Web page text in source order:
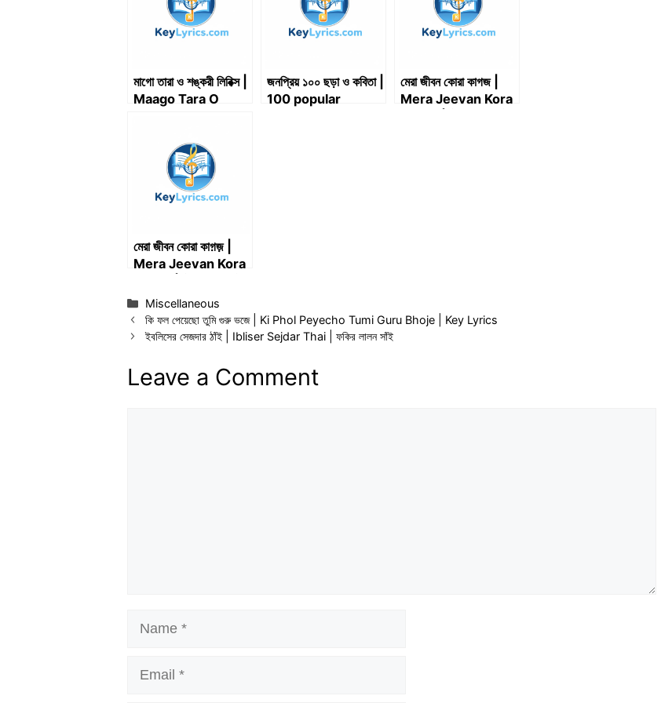
মাগো তারা ও শঙ্করী লিরিক্স |
Maago Tara O
জনপ্রিয় ১০০ ছড়া ও কবিতা |
100 popular
মেরা জীবন কোরা কাগজ |
Mera Jeevan Kora
মেরা জীবন কোরা কাগ়জ় |
Mera Jeevan Kora
काग़ज़Categories
Miscellaneous
কি ফল পেয়েছো তুমি গুরু ভজে | Ki Phol Peyecho Tumi Guru Bhoje | Key Lyrics
ইবলিসের সেজদার ঠাঁই | Ibliser Sejdar Thai | ফকির লালন সাঁই
Leave a Comment
Name
Email